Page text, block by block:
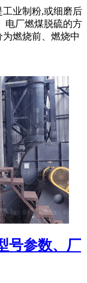
业制粉,或细磨后
电厂燃煤脱硫的方
燃烧前、燃烧中
号参数、厂